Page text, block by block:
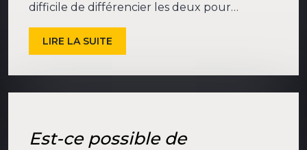
difficile de différencier les deux pour…
LIRE LA SUITE
Est-ce possible de